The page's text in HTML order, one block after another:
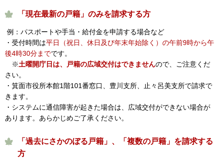
「現在最新の戸籍」のみを請求する方
例：パスポートや手当・給付金を申請する場合など
・受付時間は平日（祝日、休日及び年末年始除く）の午前9時から午
後4時30分までです。
※土曜開庁日は、戸籍の広域交付はできませんので、ご注意くだ
さい。
・箕面市役所本館1階101番窓口、豊川支所、止々呂美支所で請求で
きます。
・システムに通信障害が起きた場合は、広域交付ができない場合が
あります。あらかじめご了承ください。
「過去にさかのぼる戸籍」、「複数の戸籍」を請求する
方